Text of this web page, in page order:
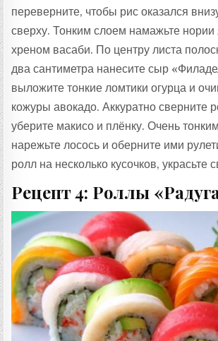
переверните, чтобы рис оказался
сверху. Тонким слоем намажьте нории
хреном васаби. По центру листа
два сантиметра нанесите сыр
выложите тонкие ломтики огурца и
кожуры авокадо. Аккуратно сверните
уберите макисо и плёнку. Очень
нарежьте лосось и оберните ими
ролл на несколько кусочков, украсьте
Рецепт 4: Роллы